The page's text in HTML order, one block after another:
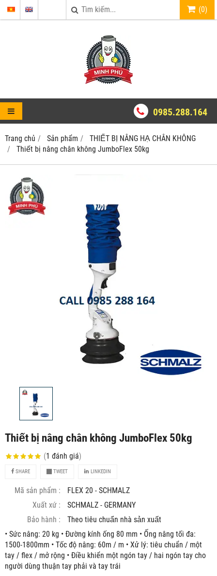
(0)
0985.288.164
Trang chủ Sản phẩm
THIẾT BỊ NÂNG HẠ CHÂN KHÔNG
Thiết bị nâng chân không JumboFlex 50kg
Thiết bị nâng chân không JumboFlex 50kg
(1 đánh giá)
SHARE TWEET LINKEDIN
Mã sản phẩm :
FLEX 20 - SCHMALZ
Xuất xứ :
SCHMALZ - GERMANY
Bảo hành :
Theo tiêu chuẩn nhà sản xuất
• Sức nâng: 20 kg • Đường kính ống 80 mm • Ống nâng tối đa:
1500-1800mm • Tốc độ nâng: 60m / m • Xử lý: tiêu chuẩn / một
tay / flex / mở rộng • Điều khiển một ngón tay / hai ngón tay cho
người dùng thuận tay phải và tay trái